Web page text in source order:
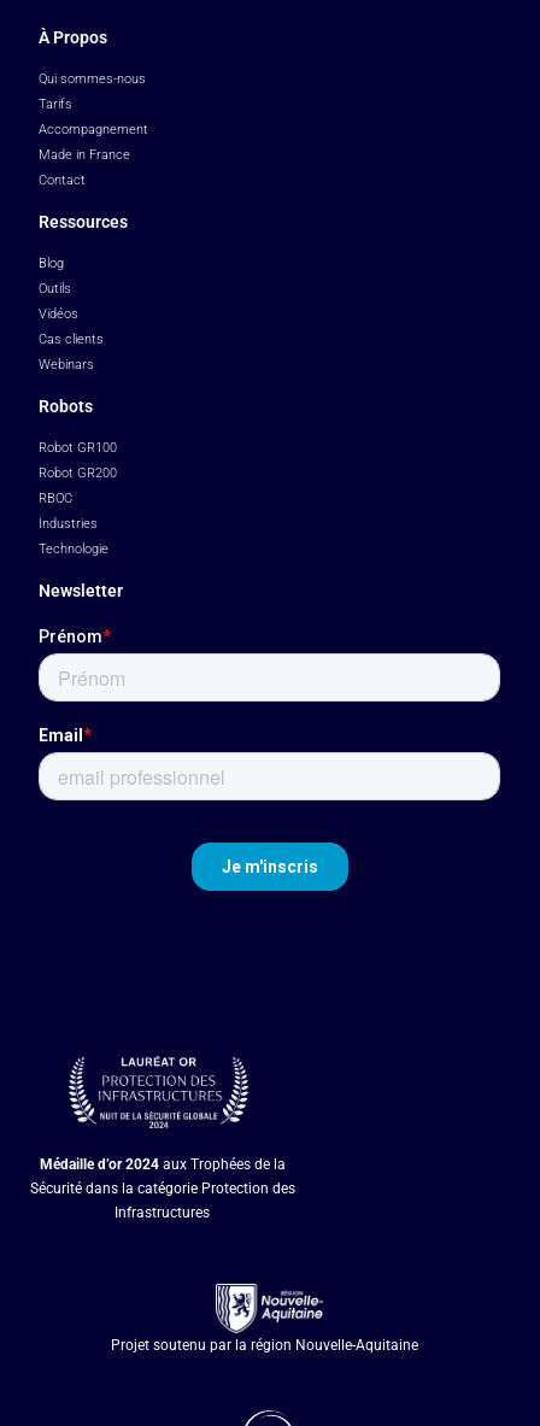
Robots
Robot GR100
Robot GR200
RBOC
Industries
Technologie
Ressources
Blog
Outils
Vidéos
Cas clients
Webinars
À Propos
Qui sommes-nous
Tarifs
Accompagnement
Made in France
Contact
Newsletter
Médaille d’or2024aux Trophées de la
Sécurité dans la catégorie Protection des
Infrastructures
Projet soutenu par la région Nouvelle-Aquitaine